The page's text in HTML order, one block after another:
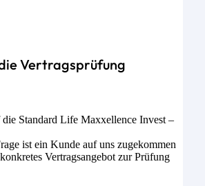
Vertragsprüfung
Standard Life Maxxellence Invest –
ist ein Kunde auf uns zugekommen
Vertragsangebot zur Prüfung